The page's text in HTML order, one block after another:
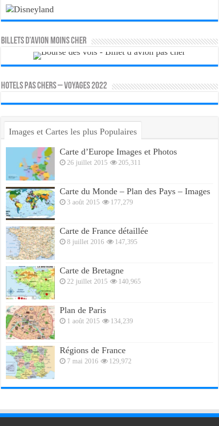
Billets d’avion moins cher
HOTELS PAS CHERS – VOYAGES 2022
Images et Cartes les plus Populaires
Carte d’Europe Images et Photos
26 juillet 2015 205,311
Carte du Monde – Plan des Pays – Images
3 août 2015 177,279
Carte de France détaillée
8 juillet 2016 147,395
Carte de Bretagne
22 juillet 2015 140,965
Plan de Paris
1 août 2015 134,239
Régions de France
7 mai 2016 129,972